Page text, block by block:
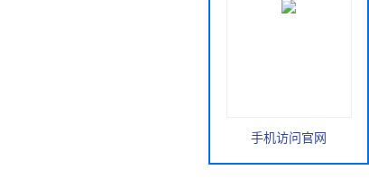
手机访问官网